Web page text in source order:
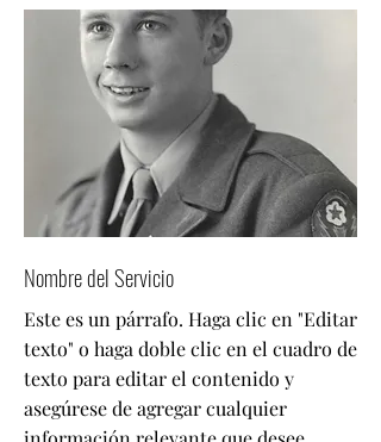
Nombre del Servicio
Este es un párrafo. Haga clic en "Editar
texto" o haga doble clic en el cuadro de
texto para editar el contenido y
asegúrese de agregar cualquier